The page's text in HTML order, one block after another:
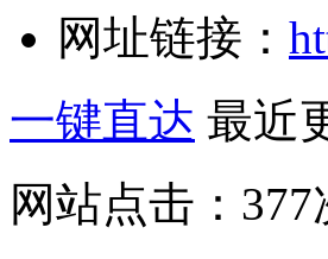
网址链接：
一键直达 最近
网站点击： 377